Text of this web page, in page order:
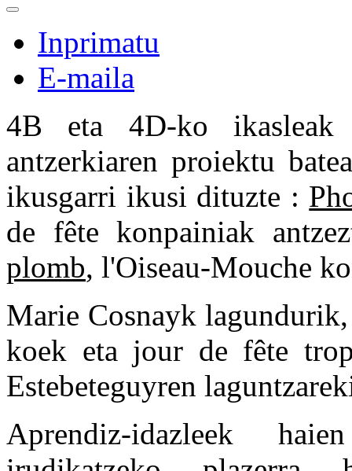
Inprimatu
E-maila
4B eta 4D-ko ikasleak
antzerkiaren proiektu
ikusgarri ikusi dituzte :
de fête konpainiak
plomb, l'Oiseau-Mouche
Marie Cosnayk
koek eta jour de fête
Estebeteguyren
Aprendiz-idazleek